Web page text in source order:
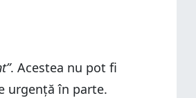
. Acestea nu pot fi
urgență în parte.